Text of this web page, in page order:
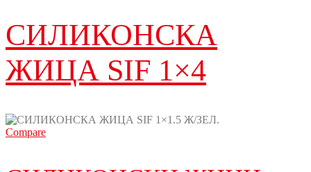
СИЛИКОНСКА
ЖИЦА SIF 1×4
Compare